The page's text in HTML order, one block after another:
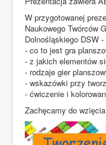
W przygotowanej
Naukowego Twórców
Dolnośląskiego DSW
- co to jest gra
- z jakich elementów
- rodzaje gier
- wskazówki przy
- ćwiczenie i
Zachęcamy do